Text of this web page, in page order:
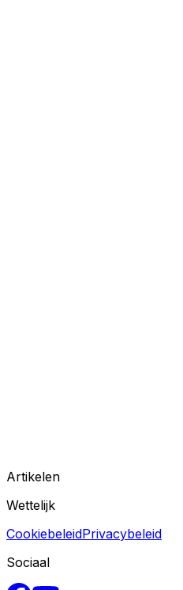
Artikelen
Wettelijk
CookiebeleidPrivacybeleid
Sociaal